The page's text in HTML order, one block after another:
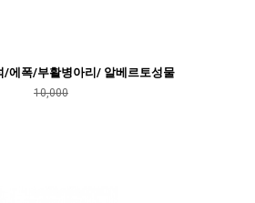
에폭/부활병아리/ 알베르토성물
10,000